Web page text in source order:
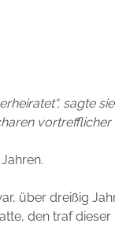
sagte
vortrefflicher
über dreißig
den traf